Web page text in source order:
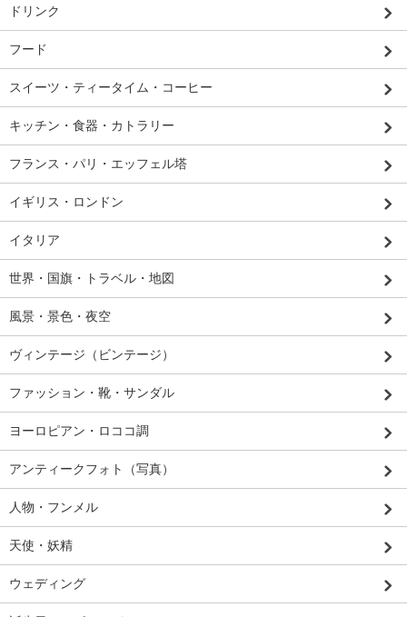
ドリンク
フード
スイーツ・ティータイム・コーヒー
キッチン・食器・カトラリー
フランス・パリ・エッフェル塔
イギリス・ロンドン
イタリア
世界・国旗・トラベル・地図
風景・景色・夜空
ヴィンテージ（ビンテージ）
ファッション・靴・サンダル
ヨーロピアン・ロココ調
アンティークフォト（写真）
人物・フンメル
天使・妖精
ウェディング